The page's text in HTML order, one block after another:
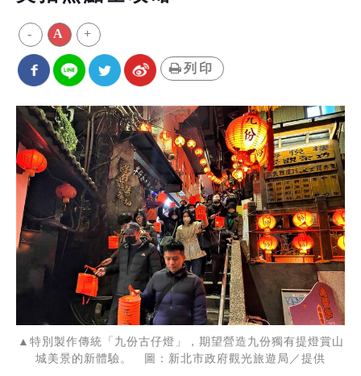
- A +
列印
▲特別製作傳統「九份古仔燈」，期望營造九份獨有提燈賞山
城美景的新體驗。 圖：新北市政府觀光旅遊局／提供